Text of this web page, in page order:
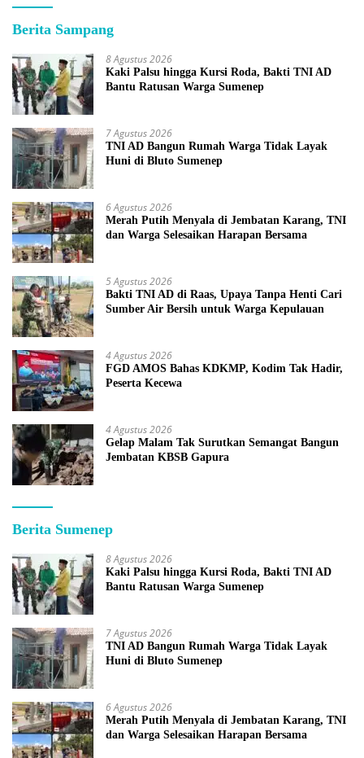
Berita Sampang
8 Agustus 2026
Kaki Palsu hingga Kursi Roda, Bakti TNI AD
Bantu Ratusan Warga Sumenep
7 Agustus 2026
TNI AD Bangun Rumah Warga Tidak Layak
Huni di Bluto Sumenep
6 Agustus 2026
Merah Putih Menyala di Jembatan Karang, TNI
dan Warga Selesaikan Harapan Bersama
5 Agustus 2026
Bakti TNI AD di Raas, Upaya Tanpa Henti Cari
Sumber Air Bersih untuk Warga Kepulauan
4 Agustus 2026
FGD AMOS Bahas KDKMP, Kodim Tak Hadir,
Peserta Kecewa
4 Agustus 2026
Gelap Malam Tak Surutkan Semangat Bangun
Jembatan KBSB Gapura
Berita Sumenep
8 Agustus 2026
Kaki Palsu hingga Kursi Roda, Bakti TNI AD
Bantu Ratusan Warga Sumenep
7 Agustus 2026
TNI AD Bangun Rumah Warga Tidak Layak
Huni di Bluto Sumenep
6 Agustus 2026
Merah Putih Menyala di Jembatan Karang, TNI
dan Warga Selesaikan Harapan Bersama